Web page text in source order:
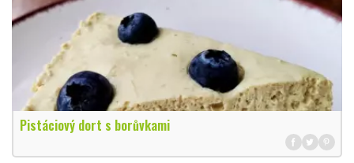
Pistáciový dort s borůvkami